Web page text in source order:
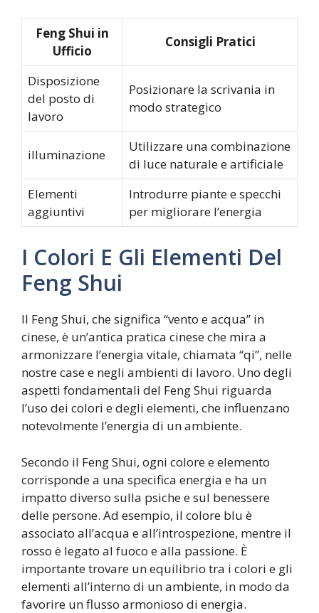
Feng Shui in
Ufficio
Consigli Pratici
Disposizione
del posto di
lavoro
Posizionare la scrivania in
modo strategico
illuminazione
Utilizzare una combinazione
di luce naturale e artificiale
Elementi
aggiuntivi
Introdurre piante e specchi
per migliorare l’energia
I Colori E Gli Elementi Del
Feng Shui
Il Feng Shui, che significa “vento e acqua” in
cinese, è un’antica pratica cinese che mira a
armonizzare l’energia vitale, chiamata “qi”, nelle
nostre case e negli ambienti di lavoro. Uno degli
aspetti fondamentali del Feng Shui riguarda
l’uso dei colori e degli elementi, che influenzano
notevolmente l’energia di un ambiente.
Secondo il Feng Shui, ogni colore e elemento
corrisponde a una specifica energia e ha un
impatto diverso sulla psiche e sul benessere
delle persone. Ad esempio, il colore blu è
associato all’acqua e all’introspezione, mentre il
rosso è legato al fuoco e alla passione. È
importante trovare un equilibrio tra i colori e gli
elementi all’interno di un ambiente, in modo da
favorire un flusso armonioso di energia.